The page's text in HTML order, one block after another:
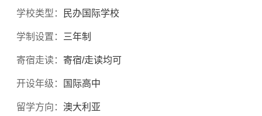
学校类型： 民办国际学校
学制设置： 三年制
寄宿走读： 寄宿/走读均可
开设年级： 国际高中
留学方向： 澳大利亚